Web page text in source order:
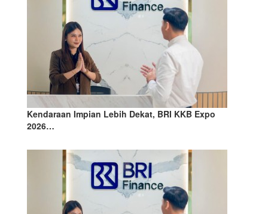
Kendaraan Impian Lebih Dekat, BRI KKB Expo
2026…